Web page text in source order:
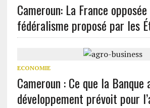
Cameroun: La France
fédéralisme proposé par les
ECONOMIE
Cameroun : Ce que la
développement prévoit pour